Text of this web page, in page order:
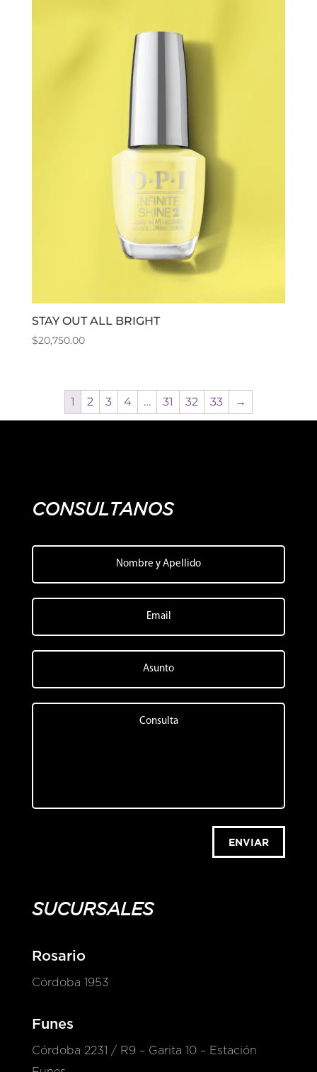
STAY OUT ALL BRIGHT
$20,750.00
1 2 3 4 … 31 32 33 →
CONSULTANOS
ENVIAR
SUCURSALES
Rosario
Córdoba 1953
Funes
Córdoba 2231 / R9 – Garita 10 – Estación